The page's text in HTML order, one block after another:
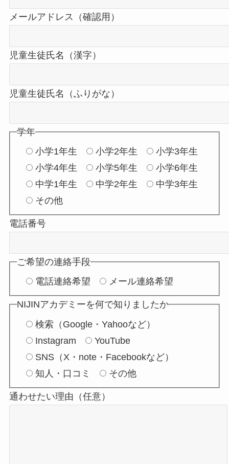
メールアドレス（確認用）
児童生徒氏名（漢字）
児童生徒氏名（ふりがな）
学年
小学1年生
小学2年生
小学3年生
小学4年生
小学5年生
小学6年生
中学1年生
中学2年生
中学3年生
その他
電話番号
ご希望の連絡手段
電話連絡希望
メール連絡希望
NIJINアカデミーを何で知りましたか
検索（Google・Yahooなど）
Instagram
YouTube
SNS（X・note・Facebookなど）
知人・口コミ
その他
通わせたい理由（任意）